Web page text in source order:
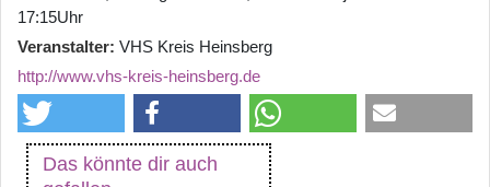
17:15Uhr
Veranstalter VHS Kreis Heinsberg
http://www.vhs-kreis-heinsberg.de
Das könnte dir auch